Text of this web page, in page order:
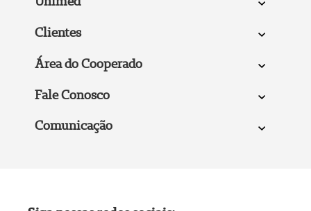
Clientes
Área do Cooperado
Fale Conosco
Comunicação